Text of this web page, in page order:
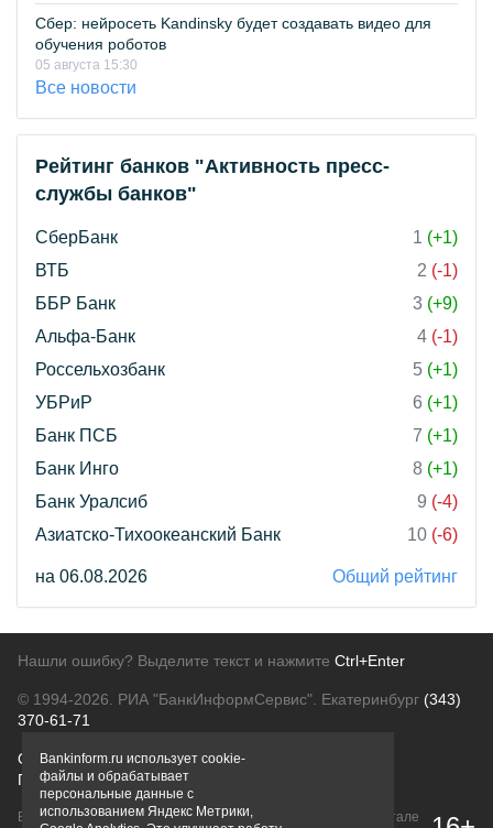
Сбер: нейросеть Kandinsky будет создавать видео для
обучения роботов
05 августа 15:30
Все новости
Рейтинг банков "Активность пресс-
службы банков"
СберБанк 1 (+1)
ВТБ
2 (-1)
ББР Банк
3 (+9)
Альфа-Банк
4 (-1)
Россельхозбанк
5 (+1)
УБРиР
6 (+1)
Банк ПСБ
7 (+1)
Банк Инго
8 (+1)
Банк Уралсиб
9 (-4)
Азиатско-Тихоокеанский Банк
10 (-6)
на 06.08.2026 Общий рейтинг
Нашли ошибку? Выделите текст и нажмите Ctrl+Enter
© 1994-2026. РИА "БанкИнформСервис". Екатеринбург (343)
370-61-71
О проектеПолитика конфиденциальности
Правовая информацияДля рекламодателей
Вся информация о продуктах банков, размещенная на портале
Bankinform.ru использует cookie-
файлы и обрабатывает
персональные данные с
использованием Яндекс Метрики,